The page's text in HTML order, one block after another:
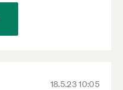
18.5.23 10:05